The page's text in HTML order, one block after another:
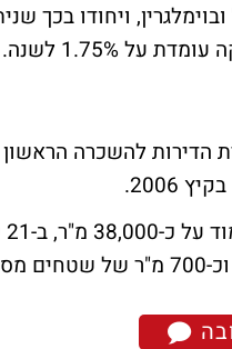
ויחודו בכך
שנקבעה
הדירות להשכרה
2006.